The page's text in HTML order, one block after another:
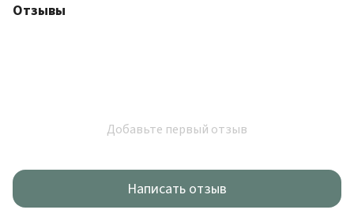
Отзывы
Добавьте первый отзыв
Написать отзыв